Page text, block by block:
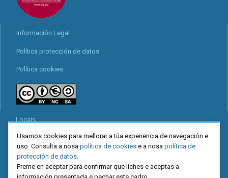
Información Legal
Política protección de datos
Política cookies
Locais
Mapa web
Redes sociais
Usamos cookies para mellorar a túa experiencia de navegación e
uso. Consulta a nosa política de cookies e a nosa política de
protección de datos
Preme en aceptar para confirmar que liches e aceptas a